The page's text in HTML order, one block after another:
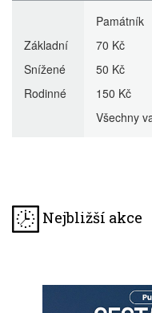
Základní
70
Snížené
50
Rodinné
150
Všechny
Nejbližší akce